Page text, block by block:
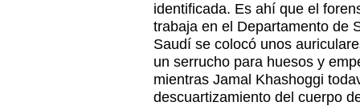
identificada. Es ahí que el
trabaja en el Departamento de
Saudí se colocó unos
un serrucho para huesos y
mientras Jamal Khashoggi
descuartizamiento del cuerpo